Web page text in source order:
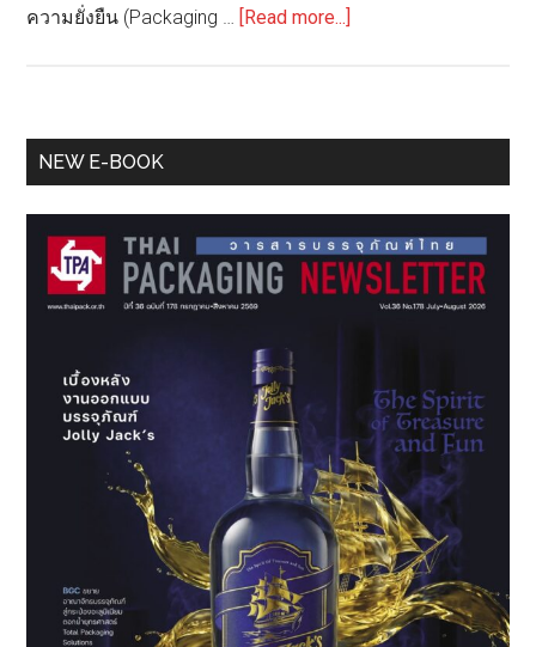
ความยั่งยืน (Packaging …
[Read more...]
“มิตร
บรรจุ
ภัณฑ์
เพื่อ
เร่ง
ขับ
เคลื่อน
เศรษฐกิจ
หมุนเวียน
Primary
NEW E-BOOK